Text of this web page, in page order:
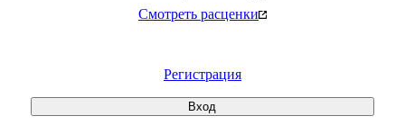
Смотреть расценки
Регистрация
Вход